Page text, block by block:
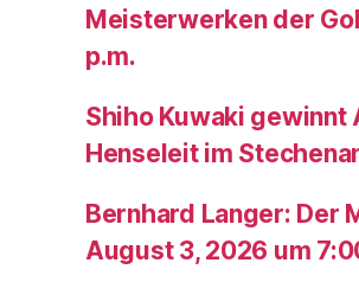
Meisterwerken der
p.m.
Shiho Kuwaki gewinnt
Henseleit im
Bernhard Langer: Der
August 3, 2026 um